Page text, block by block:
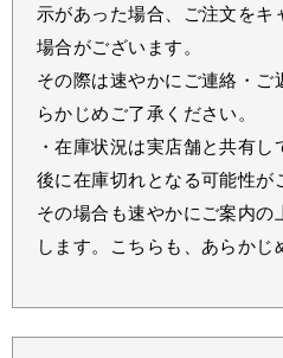
示があった場合、ご注文をキ
場合がございます。
その際は速やかにご連絡・ご
らかじめご了承ください。
・在庫状況は実店舗と共有
後に在庫切れとなる可能性が
その場合も速やかにご案内の
します。こちらも、あらかじ